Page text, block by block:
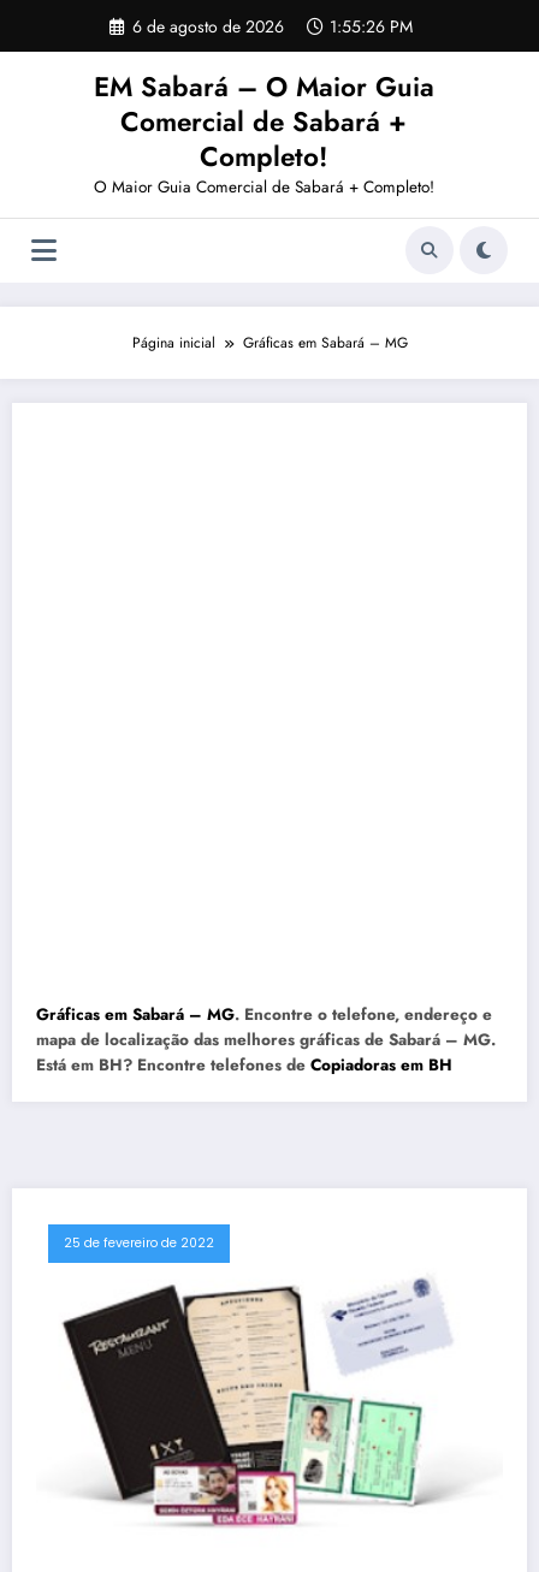
o
6 de agosto de 2026 1:55:27 PM
EM Sabará – O Maior Guia
Comercial de Sabará +
Completo!
O Maior Guia Comercial de Sabará + Completo!
Página inicial Gráficas em Sabará – MG
Gráficas em Sabará – MG. Encontre o telefone, endereço e
mapa de localização das melhores gráficas de Sabará – MG.
Está em BH? Encontre telefones de Copiadoras em BH
25 de fevereiro de 2022